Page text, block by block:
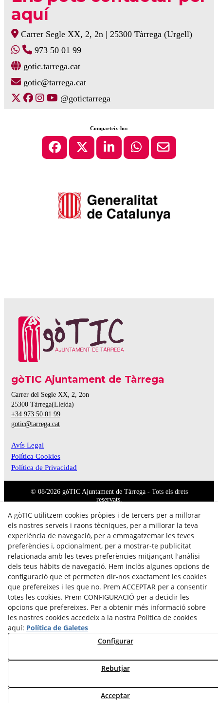
aquí
Carrer Segle XX, 2, 2n | 25300 Tàrrega (Urgell)
973 50 01 99
gotic.tarrega.cat
gotic@tarrega.cat
@gotictarrega
Comparteix-ho:
gòTIC Ajuntament de Tàrrega
Carrer del Segle XX, 2, 2on
25300 Tàrrega(Lleida)
+34 973 50 01 99
gotic@tarrega.cat
Avís Legal
Política Cookies
Política de Privacidad
© 08/2026 gòTIC Ajuntament de Tàrrega - Tots els drets
reservats.
A gòTIC utilitzem cookies pròpies i de tercers per a millorar
els nostres serveis i raons tècniques, per a millorar la teva
experiència de navegació, per a emmagatzemar les teves
preferències i, opcionalment, per a mostrar-te publicitat
relacionada amb les teves preferències mitjançant l'anàlisi
dels teus hàbits de navegació. Hem inclòs algunes opcions de
configuració que et permeten dir-nos exactament les cookies
que prefereixes i les que no. Prem ACCEPTAR per a consentir
totes les cookies. Prem CONFIGURACIÓ per a decidir les
opcions que prefereixes. Per a obtenir més informació sobre
les nostres cookies accedeix a la nostra Política de cookies
aquí: Política de Galetes
Configurar
Rebutjar
Acceptar